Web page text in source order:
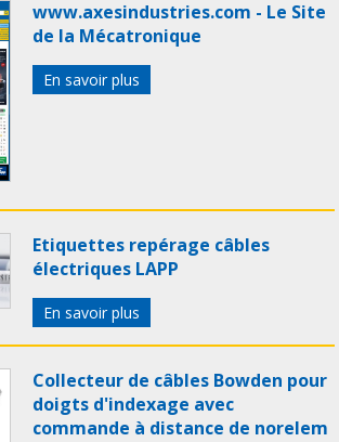
www.axesindustries.com - Le Site
de la Mécatronique
En savoir plus
Etiquettes repérage câbles
électriques LAPP
En savoir plus
Collecteur de câbles Bowden pour
doigts d'indexage avec
commande à distance de norelem